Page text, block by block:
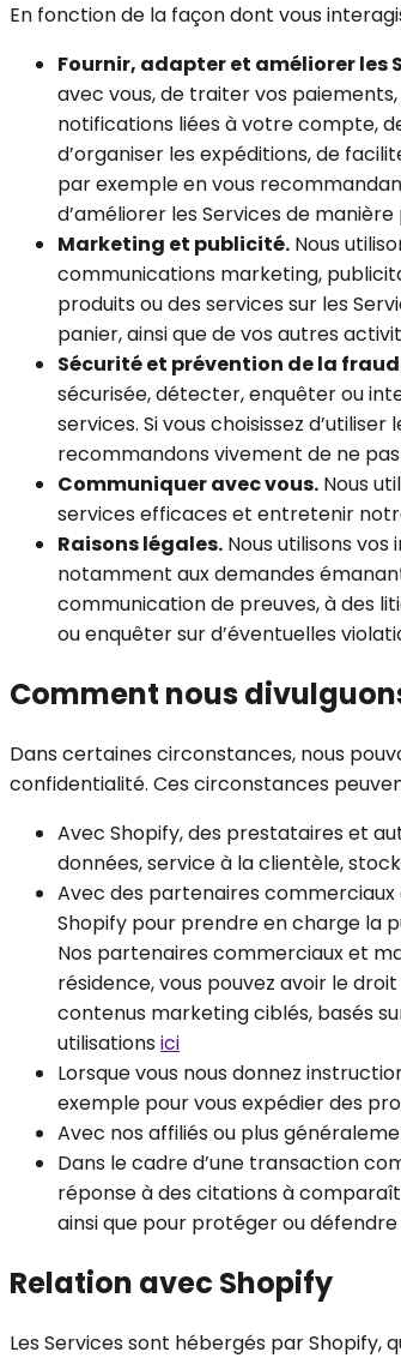
En fonction de la façon dont vous
Fournir, adapter et améliorer les
avec vous, de traiter vos
notifications liées à votre compte,
d’organiser les expéditions, de
par exemple en vous
d’améliorer les Services de
Marketing et publicité. Nous
communications marketing,
produits ou des services sur les
panier, ainsi que de vos autres
Sécurité et prévention de la
sécurisée, détecter, enquêter ou
services. Si vous choisissez
recommandons vivement de ne
Communiquer avec vous. Nous
services efficaces et entretenir
Raisons légales. Nous utilisons
notamment aux demandes
communication de preuves, à des
ou enquêter sur d’éventuelles
Comment nous
Dans certaines circonstances, nous
confidentialité. Ces circonstances
Avec Shopify, des prestataires et
données, service à la clientèle,
Avec des partenaires commerciaux
Shopify pour prendre en charge la
Nos partenaires commerciaux et
résidence, vous pouvez avoir le
contenus marketing ciblés, basés
utilisations ici
Lorsque vous nous donnez
exemple pour vous expédier des
Avec nos affiliés ou plus
Dans le cadre d’une transaction
réponse à des citations à
ainsi que pour protéger ou
Relation avec Shopify
Les Services sont hébergés par